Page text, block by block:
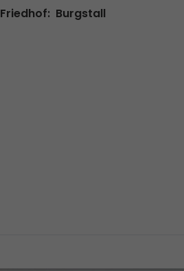
Friedhof: Burgstall